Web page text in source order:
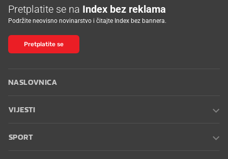
Pretplatite se na Index bez reklama
Podržite neovisno novinarstvo i čitajte Index bez bannera.
Pretplatite se
NASLOVNICA
VIJESTI
SPORT